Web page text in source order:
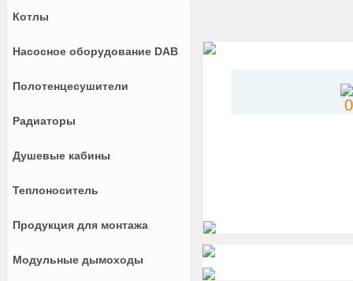
Котлы
Насосное оборудование DAB
Полотенцесушители
Радиаторы
Душевые кабины
Теплоноситель
Продукция для монтажа
Модульные дымоходы